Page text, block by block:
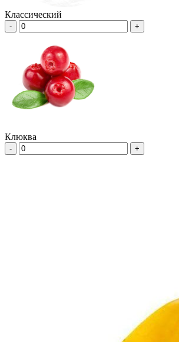
Классический
- +
Клюква
- +